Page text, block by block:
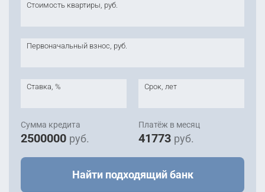
Стоимость квартиры, руб.
Первоначальный взнос, руб.
Ставка, % Срок, лет
Сумма кредита
2500000 руб.
Платёж в месяц
41773 руб.
Найти подходящий банк